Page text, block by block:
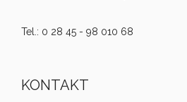
Tel.: 0 28 45 - 98 010 68
KONTAKT